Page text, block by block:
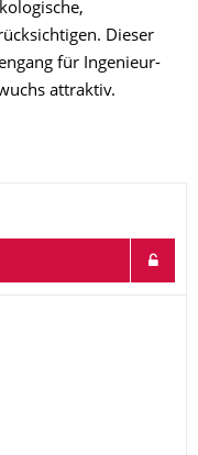
Dieser
für Ingenieur-
attraktiv.